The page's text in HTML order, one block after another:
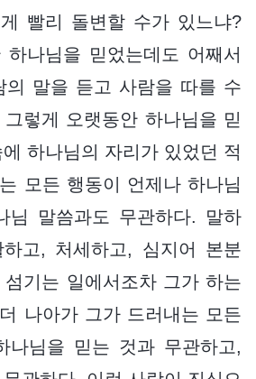
빨리 돌변할 수가 있느냐?
하나님을 믿었는데도 어째서
의 말을 듣고 사람을 따를 수
렇게 오랫동안 하나님을 믿
하나님의 자리가 있었던 적
모든 행동이 언제나 하나님
님 말씀과도 무관하다. 말하
고, 처세하고, 심지어 본분
기는 일에서조차 그가 하는
나아가 그가 드러내는 모든
나님을 믿는 것과 무관하고,